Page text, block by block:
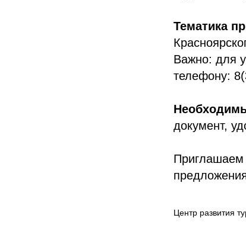
Тематика
Важно: для
телефону:
документ,
Приглашаем
Центр развития